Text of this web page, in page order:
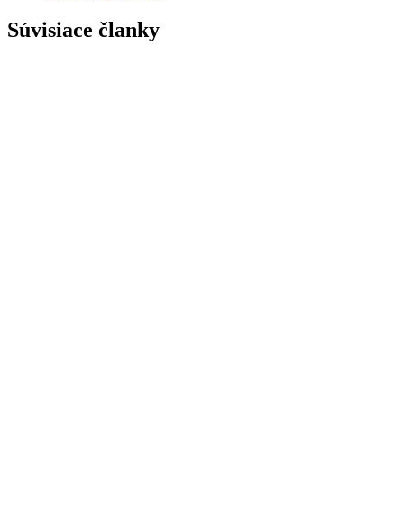
Súvisiace članky